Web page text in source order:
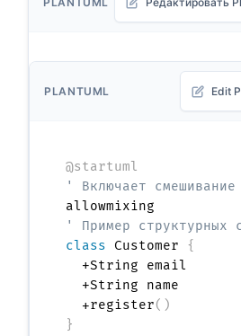
PLANTUML Edit
@startuml
' Включает
' Пример структурных
class Customer {
  +String email
  +String name
  +register
( )
}